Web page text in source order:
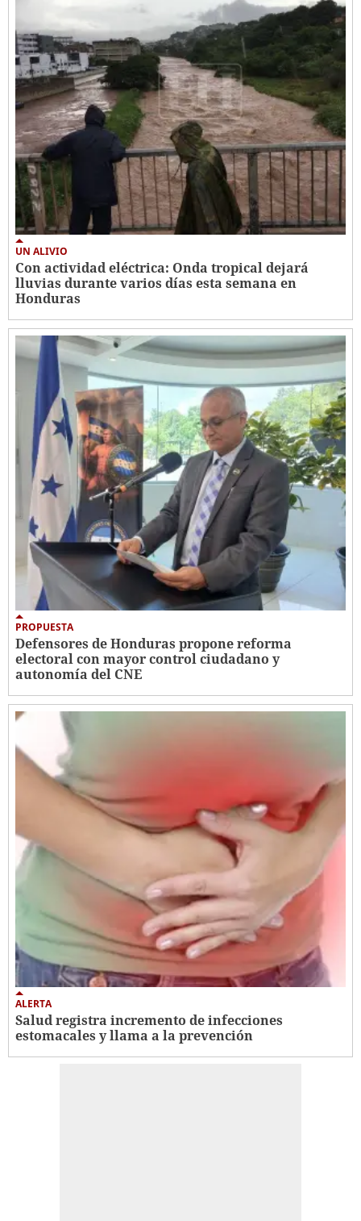
UN ALIVIO
Con actividad eléctrica: Onda tropical dejará
lluvias durante varios días esta semana en
Honduras
PROPUESTA
Defensores de Honduras propone reforma
electoral con mayor control ciudadano y
autonomía del CNE
ALERTA
Salud registra incremento de infecciones
estomacales y llama a la prevención